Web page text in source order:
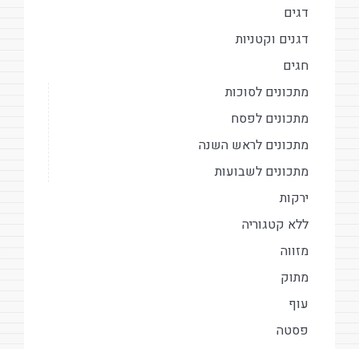
דגים
דגנים וקטניות
חגים
מתכונים לסוכות
מתכונים לפסח
מתכונים לראש השנה
מתכונים לשבועות
ירקות
ללא קטגוריה
מזווה
מתוק
עוף
פסטה